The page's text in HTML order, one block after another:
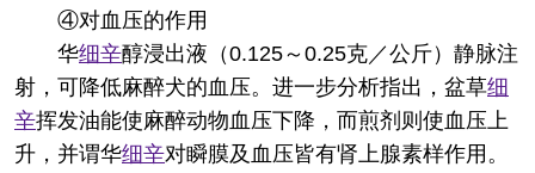
④对血压的作用
华细辛醇浸出液（0.125～0.25克／公斤）静脉注
射，可降低麻醉犬的血压。进一步分析指出，盆草细
辛挥发油能使麻醉动物血压下降，而煎剂则使血压上
升，并谓华细辛对瞬膜及血压皆有肾上腺素样作用。